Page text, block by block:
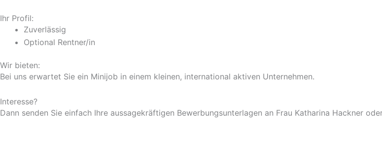
Ihr Profil:
Zuverlässig
Optional Rentner/in
Wir bieten:
Bei uns erwartet Sie ein Minijob in einem kleinen, international aktiven Unternehmen.
Interesse?
Dann senden Sie einfach Ihre aussagekräftigen Bewerbungsunterlagen an Frau Katharina Hackner